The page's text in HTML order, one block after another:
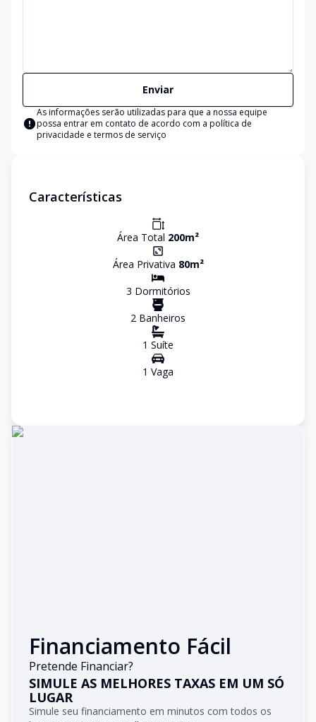
Enviar
As informações serão utilizadas para que a nossa equipe
possa entrar em contato de acordo com a política de
privacidade e termos de serviço
Características
Área Total 200m²
Área Privativa 80m²
3 Dormitórios
2 Banheiros
1 Suíte
1 Vaga
Financiamento Fácil
Pretende Financiar?
SIMULE AS MELHORES TAXAS EM UM SÓ
LUGAR
Simule seu financiamento em minutos com todos os